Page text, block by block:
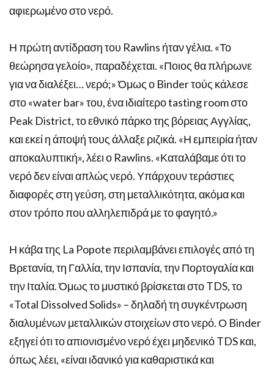
αφιερωμένο στο νερό.
Η πρώτη αντίδραση του Rawlins ήταν γέλια. «Το
θεώρησα γελοίο», παραδέχεται. «Ποιος θα πλήρωνε
για να διαλέξει… νερό;» Όμως ο Binder τούς κάλεσε
στο «water bar» του, ένα ιδιαίτερο tasting room στο
Peak District, το εθνικό πάρκο της βόρειας Αγγλίας,
και εκεί η άποψή τους άλλαξε ριζικά. «Η εμπειρία ήταν
αποκαλυπτική», λέει ο Rawlins. «Καταλάβαμε ότι το
νερό δεν είναι απλώς νερό. Υπάρχουν τεράστιες
διαφορές στη γεύση, στη μεταλλικότητα, ακόμα και
στον τρόπο που αλληλεπιδρά με το φαγητό.»
Η κάβα της La Popote περιλαμβάνει επιλογές από τη
Βρετανία, τη Γαλλία, την Ισπανία, την Πορτογαλία και
την Ιταλία. Όμως το μυστικό βρίσκεται στο TDS, το
«Total Dissolved Solids» – δηλαδή τη συγκέντρωση
διαλυμένων μεταλλικών στοιχείων στο νερό. Ο Binder
εξηγεί ότι το απιονισμένο νερό έχει μηδενικό TDS και,
όπως λέει, «είναι ιδανικό για καθαριστικά και